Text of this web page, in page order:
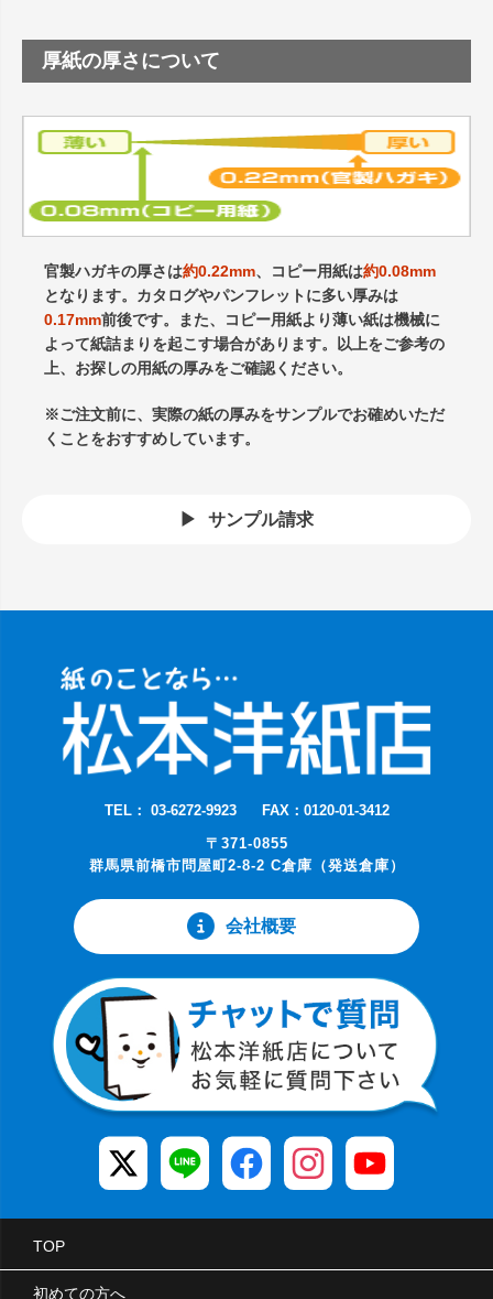
厚紙の厚さについて
官製ハガキの厚さは約0.22mm、コピー用紙は約0.08mm
となります。カタログやパンフレットに多い厚みは
0.17mm前後です。また、コピー用紙より薄い紙は機械に
よって紙詰まりを起こす場合があります。以上をご参考の
上、お探しの用紙の厚みをご確認ください。
※ご注文前に、実際の紙の厚みをサンプルでお確めいただ
くことをおすすめしています。
サンプル請求
TEL： 03-6272-9923
FAX：0120-01-3412
〒371-0855
群馬県前橋市問屋町2-8-2 C倉庫（発送倉庫）
会社概要
TOP
初めての方へ